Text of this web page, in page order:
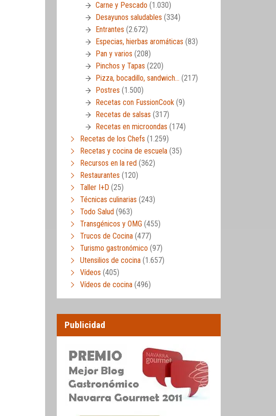
Carne y Pescado (1.030)
Desayunos saludables (334)
Entrantes (2.672)
Especias, hierbas aromáticas (83)
Pan y varios (208)
Pinchos y Tapas (220)
Pizza, bocadillo, sandwich… (217)
Postres (1.500)
Recetas con FussionCook (9)
Recetas de salsas (317)
Recetas en microondas (174)
Recetas de los Chefs (1.259)
Recetas y cocina de escuela (35)
Recursos en la red (362)
Restaurantes (120)
Taller I+D (25)
Técnicas culinarias (243)
Todo Salud (963)
Transgénicos y OMG (455)
Trucos de Cocina (477)
Turismo gastronómico (97)
Utensilios de cocina (1.657)
Vídeos (405)
Vídeos de cocina (496)
Publicidad